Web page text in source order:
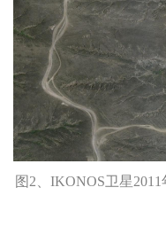
图2、IKONOS卫星